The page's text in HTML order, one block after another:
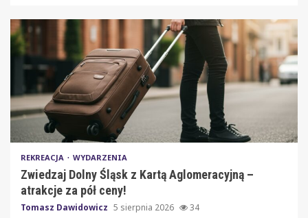
REKREACJA WYDARZENIA
Zwiedzaj Dolny Śląsk z Kartą Aglomeracyjną –
atrakcje za pół ceny!
Tomasz Dawidowicz 5 sierpnia 2026 34